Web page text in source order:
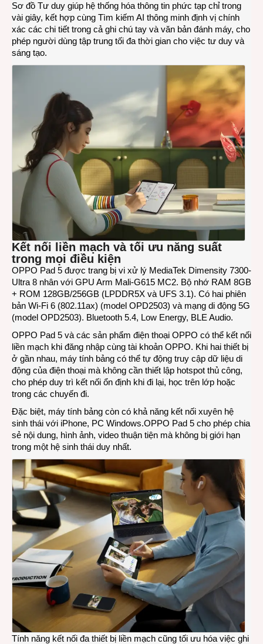
Sơ đồ Tư duy giúp hệ thống hóa thông tin phức tạp chỉ trong
vài giây, kết hợp cùng Tìm kiếm AI thông minh định vị chính
xác các chi tiết trong cả ghi chú tay và văn bản đánh máy, cho
phép người dùng tập trung tối đa thời gian cho việc tư duy và
sáng tạo.
Kết nối liền mạch và tối ưu năng suất
trong mọi điều kiện
OPPO Pad 5 được trang bị vi xử lý MediaTek Dimensity 7300-
Ultra 8 nhân với GPU Arm Mali-G615 MC2. Bộ nhớ RAM 8GB
+ ROM 128GB/256GB (LPDDR5X và UFS 3.1). Có hai phiên
bản Wi-Fi 6 (802.11ax) (model OPD2503) và mạng di động 5G
(model OPD2503). Bluetooth 5.4, Low Energy, BLE Audio.
OPPO Pad 5 và các sản phẩm điện thoại OPPO có thể kết nối
liền mạch khi đăng nhập cùng tài khoản OPPO. Khi hai thiết bị
ở gần nhau, máy tính bảng có thể tự động truy cập dữ liệu di
động của điện thoại mà không cần thiết lập hotspot thủ công,
cho phép duy trì kết nối ổn định khi đi lại, học trên lớp hoặc
trong các chuyến đi.
Đặc biệt, máy tính bảng còn có khả năng kết nối xuyên hệ
sinh thái với iPhone, PC Windows.OPPO Pad 5 cho phép chia
sẻ nội dung, hình ảnh, video thuận tiện mà không bị giới hạn
trong một hệ sinh thái duy nhất.
Tính năng kết nối đa thiết bị liền mạch cũng tối ưu hóa việc ghi